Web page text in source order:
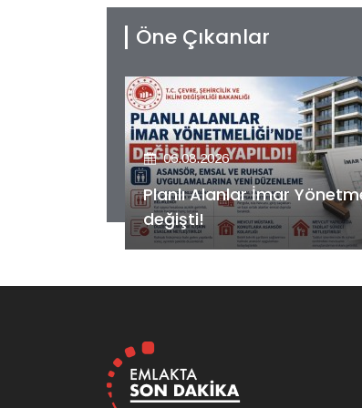
Öne Çıkanlar
06.08.2026
Kiler GYO’dan Pendik
projesiyle ilgili önemli adım!